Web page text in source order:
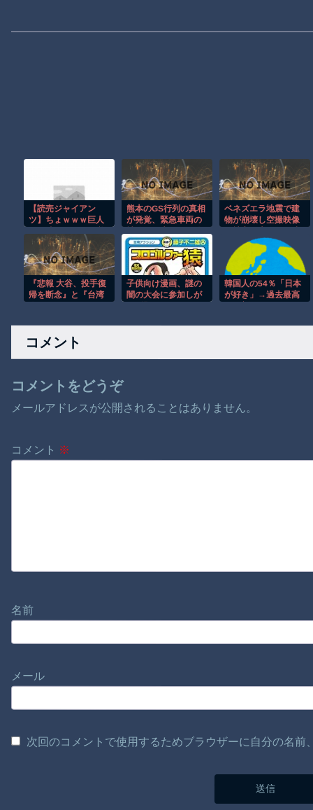
【読売ジャイアン
ツ】ちょｗｗｗ巨人
要なことって何だと
思う？
熊本のGS行列の真相
が発覚、緊急車両の
に熊本在住者が激怒
した様子を見せてお
り……
ベネズエラ地震で建
物が崩壊し空撮映像
『悲報 大谷、投手復
帰を断念』と『台湾
子供向け漫画、謎の
闇の大会に参加しが
韓国人の54％「日本
が好き」→過去最高
コメント
コメントをどうぞ
メールアドレスが公開されることはありません。
コメント ※
名前
メール
次回のコメントで使用するためブラウザーに自分の名